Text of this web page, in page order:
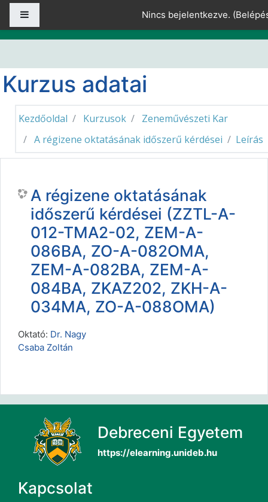
Tovább a fő tartalomhoz
Nincs bejelentkezve. (
Kurzus adatai
Kezdőoldal Kurzusok
Zeneművészeti Kar
A régizene oktatásának időszerű kérdései
Leírás
A régizene oktatásának
időszerű kérdései (ZZTL-A-
012-TMA2-02, ZEM-A-
086BA, ZO-A-082OMA,
ZEM-A-082BA, ZEM-A-
084BA, ZKAZ202, ZKH-A-
034MA, ZO-A-088OMA)
Oktató: Dr. Nagy
Csaba Zoltán
Debreceni Egyetem
https://elearning.unideb.hu
Kapcsolat